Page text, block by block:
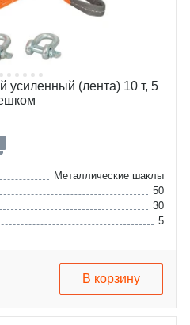
усиленный (лента) 10 т, 5
Металлические шаклы
50
30
5
В корзину